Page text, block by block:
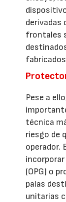
derivadas
frontales
Pese a
técnica
riesgo de
operador.
(OPG) o
palas
unitarias